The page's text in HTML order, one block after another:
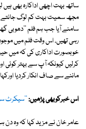
ساتھ بہت اچھی اداکارہ بھی
مجھ سمیت بہت کم لوگ جانتے
سامنے آیا جب ہم فلم ''دھوبی
رہی تھیں، اس وقت فلم میں
خوبصورت اداکاری کی کہ میں
کرلیں کیونکہ آپ سے بہتر کوئی
ماننے سے صاف انکار کردیا
اس خبرکوبھی پڑھیں:''سیکرٹ
عامر خان نے مزید کہا کہ وہ دن